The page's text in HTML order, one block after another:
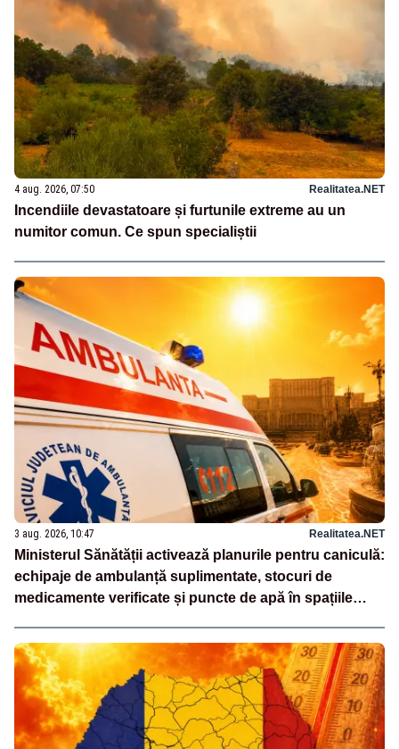
4 aug. 2026, 07:50 Realitatea.NET
Incendiile devastatoare și furtunile extreme au un
numitor comun. Ce spun specialiștii
3 aug. 2026, 10:47 Realitatea.NET
Ministerul Sănătății activează planurile pentru caniculă:
echipaje de ambulanță suplimentate, stocuri de
medicamente verificate și puncte de apă în spațiile